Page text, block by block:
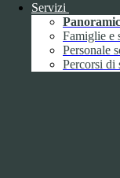
Servizi
Famiglie e
Personale
Percorsi di